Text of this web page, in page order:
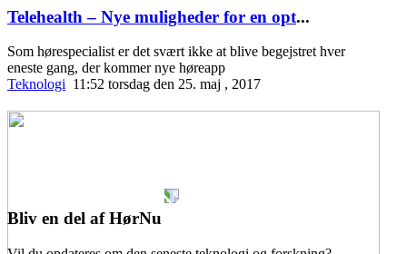
Telehealth – Nye muligheder for en opt...
Som hørespecialist er det svært ikke at blive begejstret hver
eneste gang, der kommer nye høreapp
Teknologi 11:52 torsdag den 25. maj , 2017
Bliv en del af HørNu